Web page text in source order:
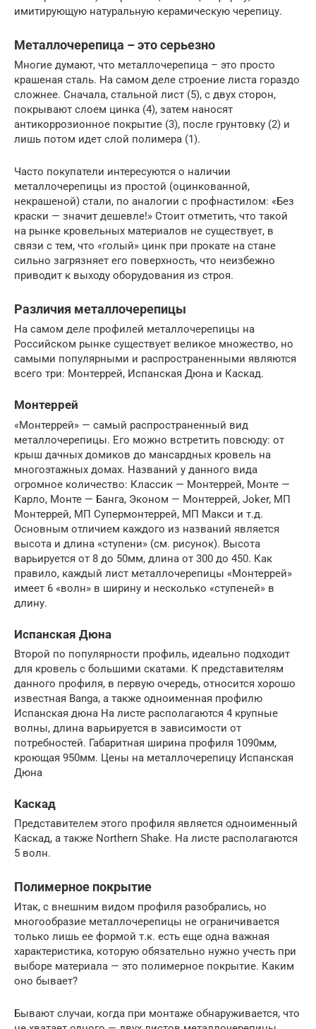
имитирующую натуральную керамическую черепицу.
Металлочерепица – это серьезно
Многие думают, что металлочерепица – это просто
крашеная сталь. На самом деле строение листа гораздо
сложнее. Сначала, стальной лист (5), с двух сторон,
покрывают слоем цинка (4), затем наносят
антикоррозионное покрытие (3), после грунтовку (2) и
лишь потом идет слой полимера (1).
Часто покупатели интересуются о наличии
металлочерепицы из простой (оцинкованной,
некрашеной) стали, по аналогии с профнастилом: «Без
краски — значит дешевле!» Стоит отметить, что такой
на рынке кровельных материалов не существует, в
связи с тем, что «голый» цинк при прокате на стане
сильно загрязняет его поверхность, что неизбежно
приводит к выходу оборудования из строя.
Различия металлочерепицы
На самом деле профилей металлочерепицы на
Российском рынке существует великое множество, но
самыми популярными и распространенными являются
всего три: Монтеррей, Испанская Дюна и Каскад.
Монтеррей
«Монтеррей» — самый распространенный вид
металлочерепицы. Его можно встретить повсюду: от
крыш дачных домиков до мансардных кровель на
многоэтажных домах. Названий у данного вида
огромное количество: Классик — Монтеррей, Монте —
Карло, Монте — Банга, Эконом — Монтеррей, Joker, МП
Монтеррей, МП Супермонтеррей, МП Макси и т.д.
Основным отличием каждого из названий является
высота и длина «ступени» (см. рисунок). Высота
варьируется от 8 до 50мм, длина от 300 до 450. Как
правило, каждый лист металлочерепицы «Монтеррей»
имеет 6 «волн» в ширину и несколько «ступеней» в
длину.
Испанская Дюна
Второй по популярности профиль, идеально подходит
для кровель с большими скатами. К представителям
данного профиля, в первую очередь, относится хорошо
известная Banga, а также одноименная профилю
Испанская дюна На листе располагаются 4 крупные
волны, длина варьируется в зависимости от
потребностей. Габаритная ширина профиля 1090мм,
кроющая 950мм. Цены на металлочерепицу Испанская
Дюна
Каскад
Представителем этого профиля является одноименный
Каскад, а также Northern Shake. На листе располагаются
5 волн.
Полимерное покрытие
Итак, с внешним видом профиля разобрались, но
многообразие металлочерепицы не ограничивается
только лишь ее формой т.к. есть еще одна важная
характеристика, которую обязательно нужно учесть при
выборе материала — это полимерное покрытие. Каким
оно бывает?
Бывают случаи, когда при монтаже обнаруживается, что